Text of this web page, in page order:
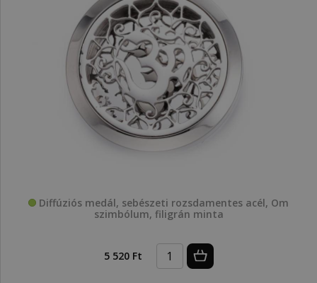
Diffúziós medál, sebészeti rozsdamentes acél, Om
szimbólum, filigrán minta
5 520 Ft